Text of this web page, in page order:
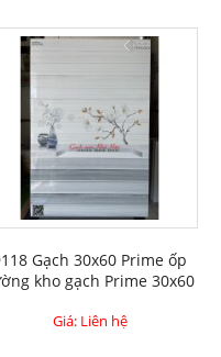
Gạch 30x60 Prime ốp
kho gạch Prime 30x60
Giá: Liên hệ